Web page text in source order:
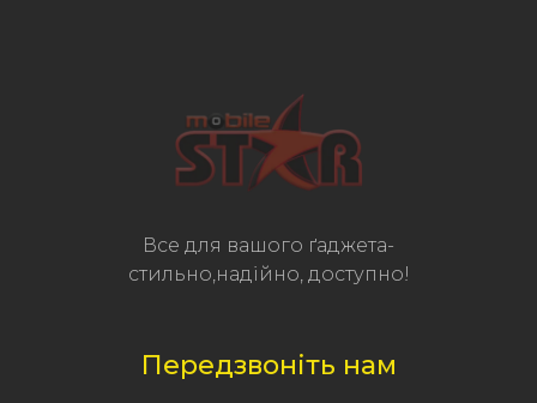
Все для вашого ґаджета-
стильно,надійно, доступно!
Передзвоніть нам